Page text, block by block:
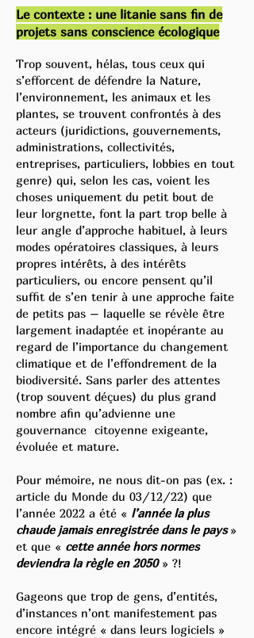
Le contexte : une litanie sans fin de
projets sans conscience écologique
Trop souvent, hélas, tous ceux qui
s’efforcent de défendre la Nature,
l’environnement, les animaux et les
plantes, se trouvent confrontés à des
acteurs (juridictions, gouvernements,
administrations, collectivités,
entreprises, particuliers, lobbies en tout
genre) qui, selon les cas, voient les
choses uniquement du petit bout de
leur lorgnette, font la part trop belle à
leur angle d’approche habituel, à leurs
modes opératoires classiques, à leurs
propres intérêts, à des intérêts
particuliers, ou encore pensent qu’il
suffit de s’en tenir à une approche faite
de petits pas – laquelle se révèle être
largement inadaptée et inopérante au
regard de l’importance du changement
climatique et de l’effondrement de la
biodiversité. Sans parler des attentes
(trop souvent déçues) du plus grand
nombre afin qu’advienne une
gouvernance citoyenne exigeante,
évoluée et mature.
Pour mémoire, ne nous dit-on pas (ex. :
article du Monde du 03/12/22) que
l’année 2022 a été « l’année la plus
chaude jamais enregistrée dans le pays»
et que « cette année hors normes
deviendra la règle en 2050» ?!
Gageons que trop de gens, d’entités,
d’instances n’ont manifestement pas
encore intégré « dans leurs logiciels »